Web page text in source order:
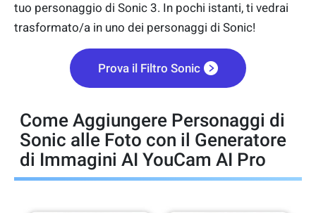
tuo personaggio di Sonic 3. In pochi istanti, ti vedrai
trasformato/a in uno dei personaggi di Sonic!
Prova il Filtro Sonic
Come Aggiungere Personaggi di
Sonic alle Foto con il Generatore
di Immagini AI YouCam AI Pro